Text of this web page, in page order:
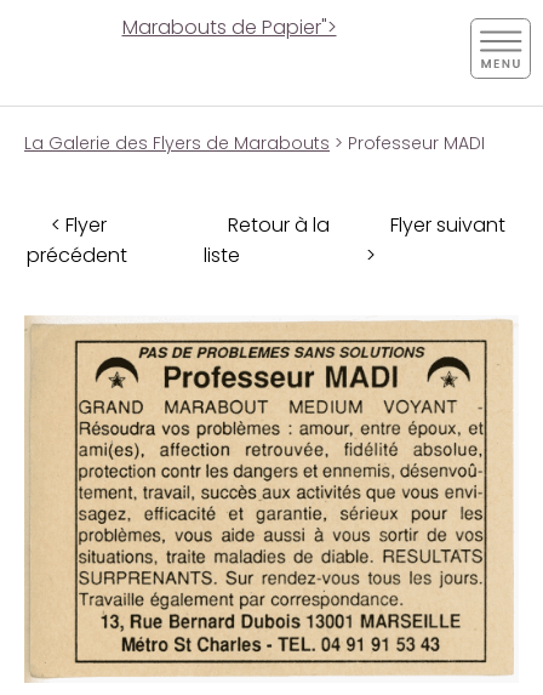
Marabouts de Papier">
La Galerie des Flyers de Marabouts > Professeur MADI
< Flyer
précédent
Retour à la
liste
Flyer suivant
>